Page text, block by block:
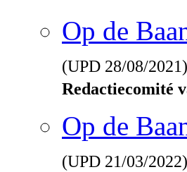
Op de
(UPD 28/08/2021
Redactiecomité
Op de
(UPD 21/03/2022